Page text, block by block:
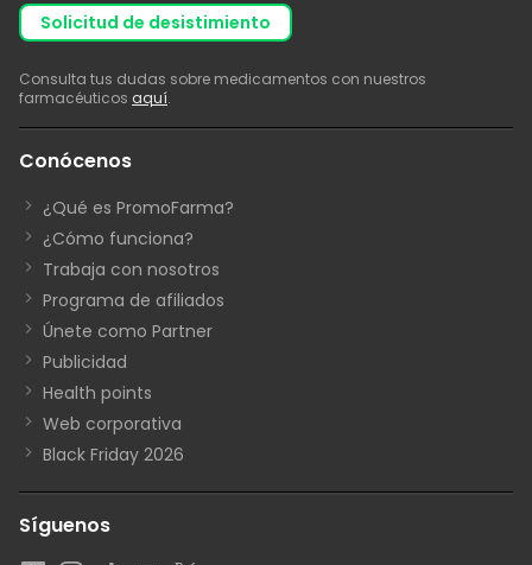
solicitud de desistimiento
Consulta tus dudas sobre medicamentos con nuestros
farmacéuticos aquí.
Conócenos
¿Qué es PromoFarma?
¿Cómo funciona?
Trabaja con nosotros
Programa de afiliados
Únete como Partner
Publicidad
Health points
Web corporativa
Black Friday 2026
Síguenos